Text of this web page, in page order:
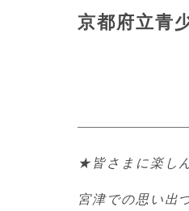
京都府立青
★皆さまに楽し
宮津での思い出